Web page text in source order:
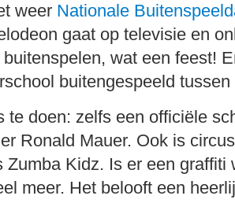
weer Nationale
gaat op televisie en
wat een feest!
buitengespeeld
te doen: zelfs een officiële
Ronald Mauer. Ook is
Zumba Kidz. Is er een graffiti
meer. Het belooft een